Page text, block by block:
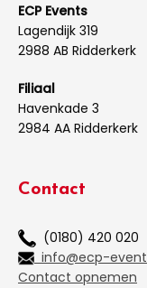
ECP Events
Lagendijk 319
2988 AB Ridderkerk
Filiaal
Havenkade 3
2984 AA Ridderkerk
Contact
(0180) 420 020
info@ecp-
Contact opnemen